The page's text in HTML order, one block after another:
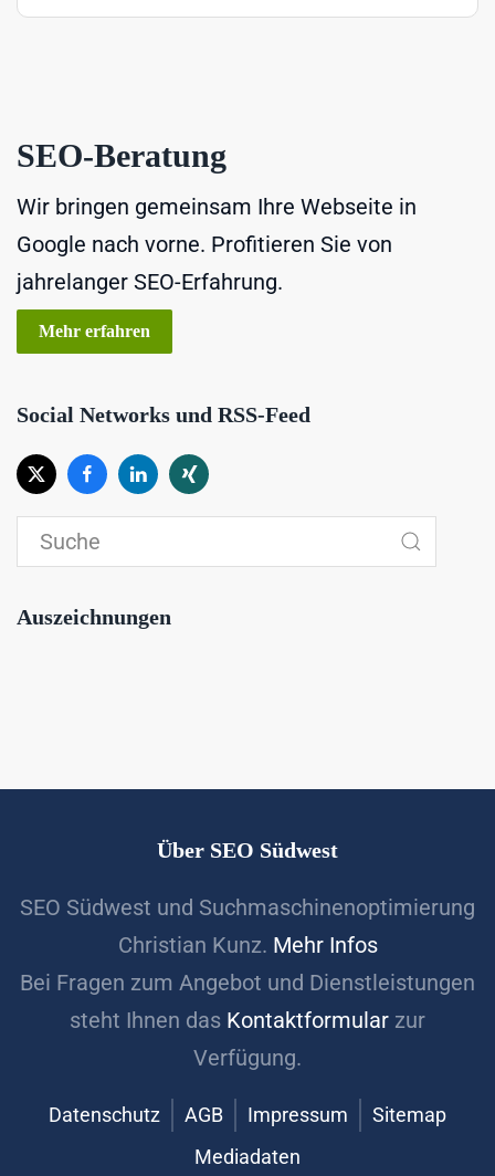
SEO-Beratung
Wir bringen gemeinsam Ihre Webseite in
Google nach vorne. Profitieren Sie von
jahrelanger SEO-Erfahrung.
Mehr erfahren
Social Networks und RSS-Feed
Auszeichnungen
Über SEO Südwest
SEO Südwest und Suchmaschinenoptimierung
Christian Kunz. Mehr Infos
Bei Fragen zum Angebot und Dienstleistungen
steht Ihnen das Kontaktformular zur
Verfügung.
Datenschutz AGB Impressum
Sitemap
Mediadaten